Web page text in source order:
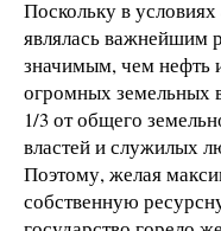
Поскольку в
являлась важнейшим
значимым, чем нефть
огромных земельных
1/3 от общего
властей и служилых
Поэтому, желая
собственную